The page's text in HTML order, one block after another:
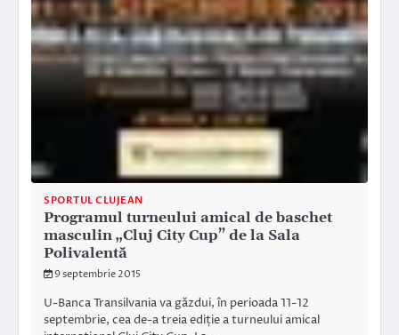
SPORTUL CLUJEAN
Programul turneului amical de baschet
masculin „Cluj City Cup” de la Sala
Polivalentă
9 septembrie 2015
U-Banca Transilvania va găzdui, în perioada 11-12
septembrie, cea de-a treia ediție a turneului amical